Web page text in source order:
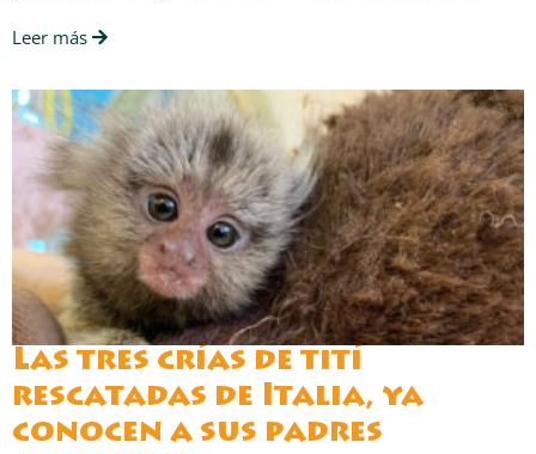
Leer más
Las tres crías de tití
rescatadas de Italia, ya
conocen a sus padres